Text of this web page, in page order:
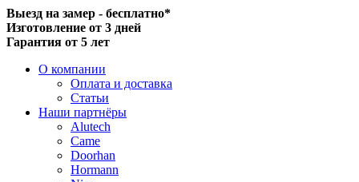
Выезд на замер - бесплатно*
Изготовление от 3 дней
Гарантия от 5 лет
О компании
Оплата и доставка
Статьи
Наши партнёры
Alutech
Came
Doorhan
Hormann